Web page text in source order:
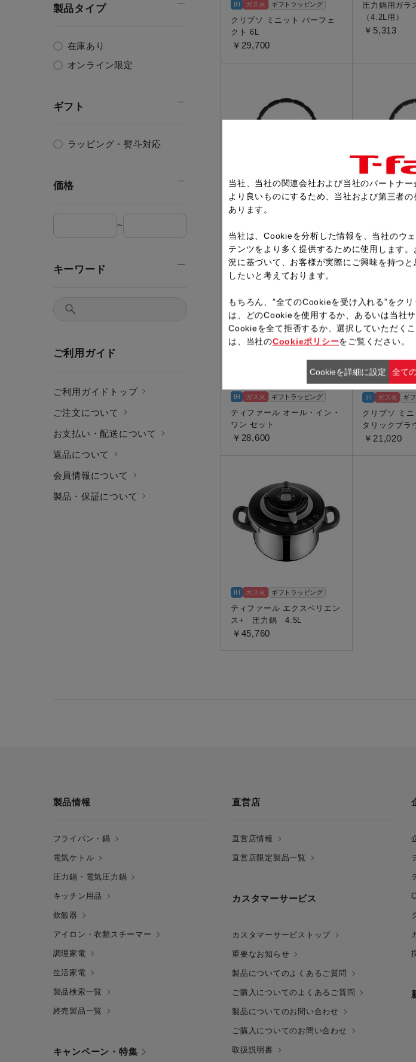
製品タイプ
在庫あり
オンライン限定
ギフト
ラッピング・熨斗対応
価格
~
キーワード
ご利用ガイド
ご利用ガイドトップ
ご注文について
お支払い・配送について
返品について
会員情報について
製品・保証について
IH ガス火 ギフトラッピング
クリプソ ミニット パーフェ
クト 6L
￥29,700
圧力鍋用ガラ
（4.2L用）
￥5,313
ティファール圧力鍋 専用パッ
キング 4.5/6L用（X301000
￥2,310
ティファール
￥2,310
SOLD OUT オンライン限定
IH ガス火 ギフトラッピング
ティファール オール・イン・
ワン セット
￥28,600
IH ガス火 ギ
クリプソ ミ
タリックブラ
￥21,020
IH ガス火 ギフトラッピング
ティファール エクスペリエン
ス+ 圧力鍋 4.5L
￥45,760
製品情報
フライパン・鍋
電気ケトル
圧力鍋・電気圧力鍋
キッチン用品
炊飯器
アイロン・衣類スチーマー
調理家電
生活家電
製品検索一覧
終売製品一覧
キャンペーン・特集
直営店
直営店情報
直営店限定製品一覧
カスタマーサービス
カスタマーサービストップ
重要なお知らせ
製品についてのよくあるご質問
ご購入についてのよくあるご質問
製品についてのお問い合わせ
ご購入についてのお問い合わせ
取扱説明書
当社、当社の関連会社および当社のパートナ
より良いものにするため、当社および第三者の
あります。
当社は、Cookieを分析した情報を、当社のウ
テンツをより多く提供するために使用します
況に基づいて、お客様が実際にご興味を持つ
したいと考えております。
もちろん、”全てのCookieを受け入れる”をク
は、どのCookieを使用するか、あるいは当社
Cookieを全て拒否するか、選択していただく
は、当社のCookieポリシーをご覧ください。
Cookieを詳細に設定 全て